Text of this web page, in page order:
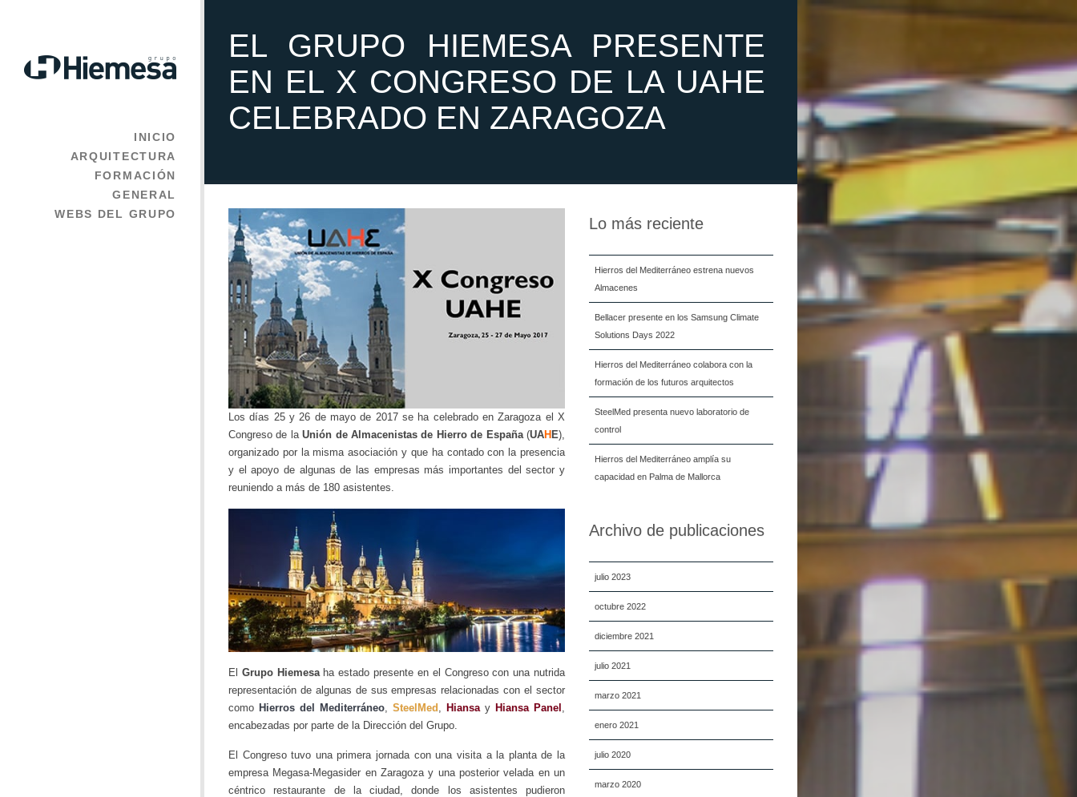
INICIO
ARQUITECTURA
FORMACIÓN
GENERAL
WEBS DEL GRUPO
EL GRUPO HIEMESA PRESENTE
EN EL X CONGRESO DE LA UAHE
CELEBRADO EN ZARAGOZA
Lo más reciente
Hierros del Mediterráneo estrena nuevos
Almacenes
Bellacer presente en los Samsung Climate
Solutions Days 2022
Hierros del Mediterráneo colabora con la
formación de los futuros arquitectos
SteelMed presenta nuevo laboratorio de
control
Hierros del Mediterráneo amplía su
capacidad en Palma de Mallorca
Archivo de publicaciones
julio 2023
octubre 2022
diciembre 2021
julio 2021
marzo 2021
enero 2021
julio 2020
marzo 2020
Los días 25 y 26 de mayo de 2017 se ha celebrado en Zaragoza el X
Congreso de laUnión de Almacenistas de Hierro de España(UAH E),
organizado por la misma asociación y que ha contado con la presencia
y el apoyo de algunas de las empresas más importantes del sector y
reuniendo a más de 180 asistentes.
El Grupo Hiemesaha estado presente en el Congreso con una nutrida
representación de algunas de sus empresas relacionadas con el sector
como Hierros del Mediterráneo SteelMed Hiansa y Hiansa Panel
encabezadas por parte de la Dirección del Grupo.
El Congreso tuvo una primera jornada con una visita a la planta de la
empresa Megasa-Megasider en Zaragoza y una posterior velada en un
céntrico restaurante de la ciudad, donde los asistentes pudieron